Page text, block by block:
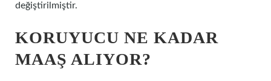
değiştirilmiştir.
KORUYUCU NE KADAR
MAAŞ ALIYOR?